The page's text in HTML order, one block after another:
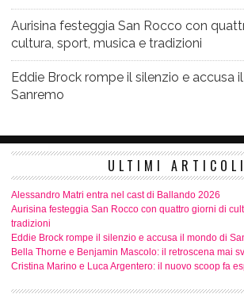
Aurisina festeggia San Rocco con
cultura, sport, musica e tradizioni
Eddie Brock rompe il silenzio e accusa
Sanremo
ULTIMI ARTICOLI
Alessandro Matri entra nel cast di Ballando 2026
Aurisina festeggia San Rocco con quattro giorni di
tradizioni
Eddie Brock rompe il silenzio e accusa il mondo di
Bella Thorne e Benjamin Mascolo: il retroscena mai
Cristina Marino e Luca Argentero: il nuovo scoop fa